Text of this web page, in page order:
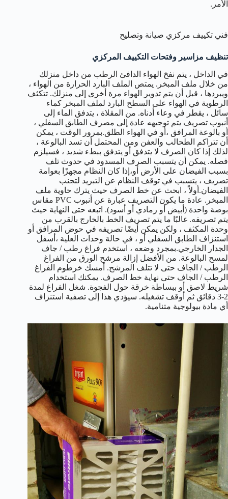
الأمر.
فني تكييف مركزي صيانة وتصليح
تنظيف مزاسير وفتحات التكييف المركزي
في الداخل ، يتم نفخ الهواء الدافئ الرطب من داخل منزلك
من خلال ملف المبخر. يمتص الملف البارد الحرارة من الهواء ،
ويبردها ، قبل أن يتم تدوير الهواء مرة أخرى إلى منزلك. تتكثف
الرطوبة في الهواء على السطح البارد لملف المبخر كماء
سائل ، يقطر في وعاء أدناه. من المقلاة ، يتدفق الماء إلى
أنبوب تصريف يتم توجيهه عادة إلى مصرف الطابق السفلي ،
أو بالوعة المرافق ،أو في الهواء الطلق.بمرور الوقت ، يمكن
أن تتراكم الطحالب والعفن ومن المحتمل أن تسد البالوعة ،
لذلك إذا كان الصرف لا يتدفق أو يتدفق ببطء شديد ، فسيلزم
فصله. يمكن أن يتسبب الصرف المسدود في حدوث تلف
بسبب الفيضان على الأرض أو،إذا كان النظام مجهزًا بعوامة
تصريف ، يتسبب في توقف النظام عن التبريد لتجنب
الفيضان.أولاً ، ابحث عن خط الصرف حيث يترك حاوية ملف
المبخر. عادة ما يكون التصريف عبارة عن أنبوب PVC مقاس
بوصة واحدة (أبيض أو رمادي أو أسود). اتبعه حتى النهاية حيث
يتم تصريفه. غالبًا ما يتم تصريف الخط بالخارج بالقرب من
وحدة المكثف ، ولكن يمكن أيضًا تصريفه في حوض المرافق أو
استنزاف الطابق السفلي أو ، في حالة وحدات العلية ،أسفل
الجدار الخارجي.بمجرد وضعه ، استخدم فراغ رطب / جاف
لمسح البالوعة. من الأفضل إزالة مرشح الورق من الفراغ
الرطب / الجاف حتى لا تتلف المرشح. أمسك خرطوم الفراغ
الرطب / الجاف حتى نهاية خط الصرف. يمكنك استخدام
شريط لاصق أو ببساطة خرقة حول الفجوة. شغل الفراغ لمدة
2-3 دقائق ثم أوقف تشغيله. سيؤدي هذا إلى تصفية استنزاف
أي مادة بيولوجية متنامية.